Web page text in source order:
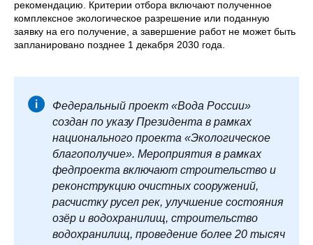
рекомендацию. Критерии отбора включают полученное
комплексное экологическое разрешение или поданную
заявку на его получение, а завершение работ не может быть
запланировано позднее 1 декабря 2030 года.
Федеральный проект «Вода России»
создан по указу Президента в рамках
национального проекта «Экологическое
благополучие». Мероприятия в рамках
федпроекта включают строительство и
реконструкцию очистных сооружений,
расчистку русел рек, улучшение состояния
озёр и водохранилищ, строительство
водохранилищ, проведение более 20 тысяч